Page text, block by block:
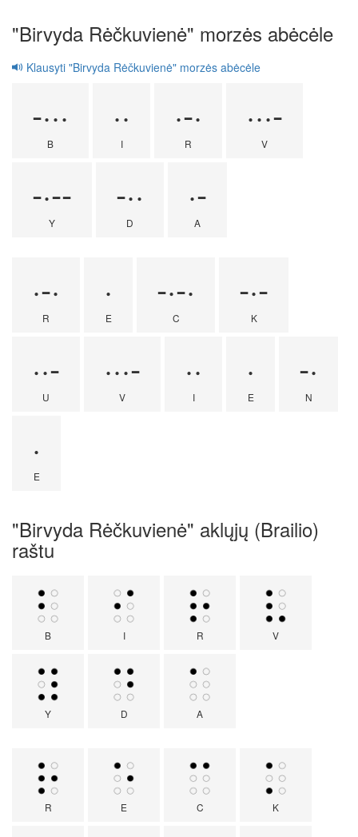
"Birvyda Rėčkuvienė" morzės abėcėle
Klausyti "Birvyda Rėčkuvienė" morzės abėcėle
-···
B
··
I
·-·
R
···-
V
-·--
Y
-··
D
·-
A
·-·
R
·
E
-·-·
C
-·-
K
··-
U
···-
V
··
I
·
E
-·
N
·
E
"Birvyda Rėčkuvienė" aklųjų (Brailio)
raštu
B I R V
Y D A
R E C K